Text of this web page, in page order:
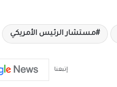
مستشار الرئيس الأمريكي
إتبعنا